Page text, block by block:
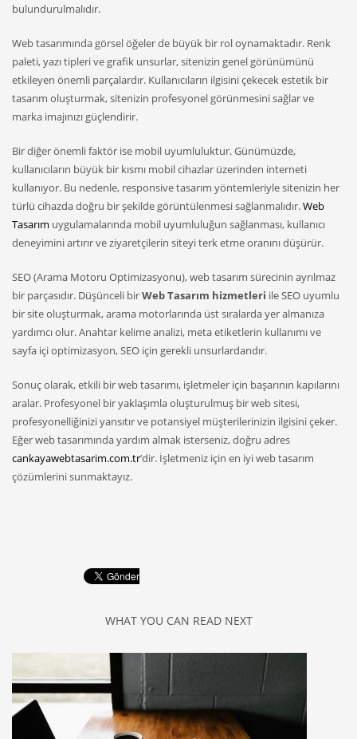
bulundurulmalıdır.
Web tasarımında görsel öğeler de büyük bir rol oynamaktadır. Renk
paleti, yazı tipleri ve grafik unsurlar, sitenizin genel görünümünü
etkileyen önemli parçalardır. Kullanıcıların ilgisini çekecek estetik bir
tasarım oluşturmak, sitenizin profesyonel görünmesini sağlar ve
marka imajınızı güçlendirir.
Bir diğer önemli faktör ise mobil uyumluluktur. Günümüzde,
kullanıcıların büyük bir kısmı mobil cihazlar üzerinden interneti
kullanıyor. Bu nedenle, responsive tasarım yöntemleriyle sitenizin her
türlü cihazda doğru bir şekilde görüntülenmesi sağlanmalıdır.Web
Tasarım uygulamalarında mobil uyumluluğun sağlanması, kullanıcı
deneyimini artırır ve ziyaretçilerin siteyi terk etme oranını düşürür.
SEO (Arama Motoru Optimizasyonu), web tasarım sürecinin ayrılmaz
bir parçasıdır. Düşünceli birWeb Tasarım hizmetleri ile SEO uyumlu
bir site oluşturmak, arama motorlarında üst sıralarda yer almanıza
yardımcı olur. Anahtar kelime analizi, meta etiketlerin kullanımı ve
sayfa içi optimizasyon, SEO için gerekli unsurlardandır.
Sonuç olarak, etkili bir web tasarımı, işletmeler için başarının kapılarını
aralar. Profesyonel bir yaklaşımla oluşturulmuş bir web sitesi,
profesyonelliğinizi yansıtır ve potansiyel müşterilerinizin ilgisini çeker.
Eğer web tasarımında yardım almak isterseniz, doğru adres
cankayawebtasarim.com.tr’dir. İşletmeniz için en iyi web tasarım
çözümlerini sunmaktayız.
WHAT YOU CAN READ NEXT